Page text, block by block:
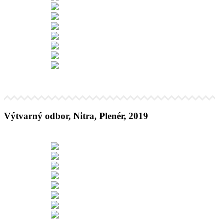
Výtvarný odbor, Nitra, Plenér, 2019